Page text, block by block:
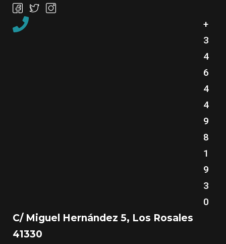
+
3
4
6
4
4
9
8
1
9
3
0
C/ Miguel Hernández 5, Los Rosales
41330